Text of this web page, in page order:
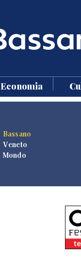
Economia
Bassano
Veneto
Mondo